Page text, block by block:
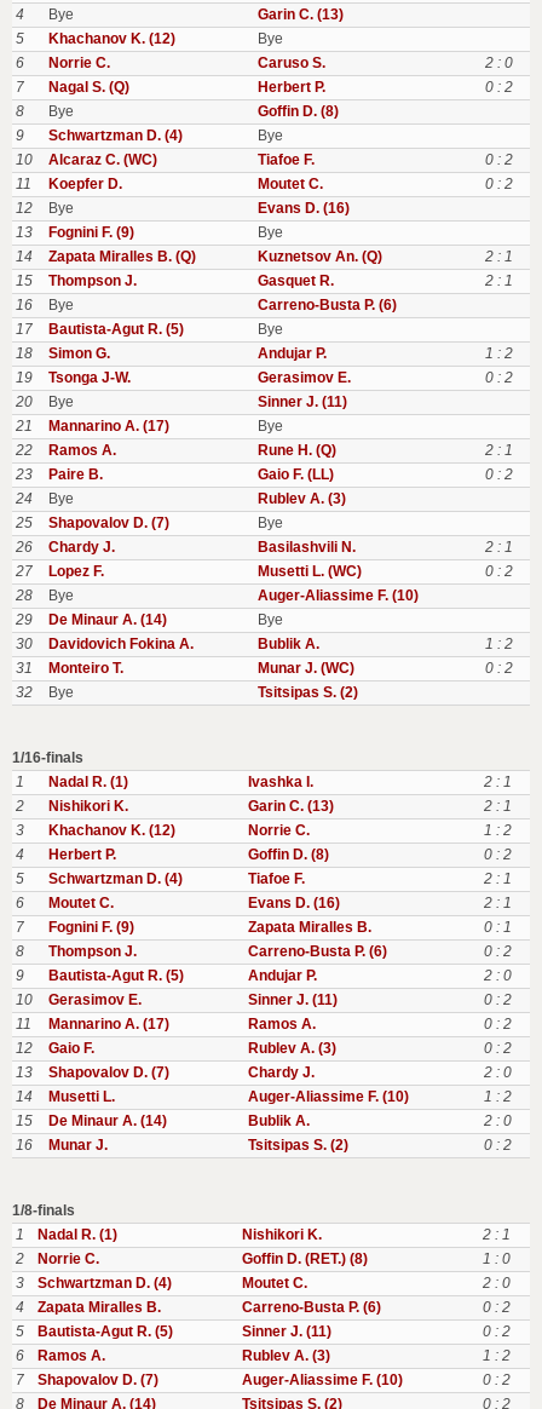
4
Bye
Garin C. (13)
5
Khachanov K. (12)
Bye
6
Norrie C. Caruso S.
2 : 0
7
Nagal S. (Q) Herbert P.
0 : 2
8
Bye
Goffin D. (8)
9
Schwartzman D. (4)
Bye
10
Alcaraz C. (WC) Tiafoe F.
0 : 2
11
Koepfer D. Moutet C.
0 : 2
12
Bye
Evans D. (16)
13
Fognini F. (9)
Bye
14
Zapata Miralles B. (Q) Kuznetsov An. (Q)
2 : 1
15
Thompson J. Gasquet R.
2 : 1
16
Bye
Carreno-Busta P. (6)
17
Bautista-Agut R. (5)
Bye
18
Simon G. Andujar P.
1 : 2
19
Tsonga J-W. Gerasimov E.
0 : 2
20
Bye
Sinner J. (11)
21
Mannarino A. (17)
Bye
22
Ramos A. Rune H. (Q)
2 : 1
23
Paire B. Gaio F. (LL)
0 : 2
24
Bye
Rublev A. (3)
25
Shapovalov D. (7)
Bye
26
Chardy J. Basilashvili N.
2 : 1
27
Lopez F. Musetti L. (WC)
0 : 2
28
Bye
Auger-Aliassime F. (10)
29
De Minaur A. (14)
Bye
30
Davidovich Fokina A. Bublik A.
1 : 2
31
Monteiro T. Munar J. (WC)
0 : 2
32
Bye Tsitsipas S. (2)
1/16-finals
1
Nadal R. (1) Ivashka I.
2 : 1
2
Nishikori K. Garin C. (13)
2 : 1
3
Khachanov K. (12) Norrie C.
1 : 2
4
Herbert P. Goffin D. (8)
0 : 2
5
Schwartzman D. (4) Tiafoe F.
2 : 1
6
Moutet C. Evans D. (16)
2 : 1
7
Fognini F. (9) Zapata Miralles B.
0 : 1
8
Thompson J. Carreno-Busta P. (6)
0 : 2
9
Bautista-Agut R. (5) Andujar P.
2 : 0
10
Gerasimov E. Sinner J. (11)
0 : 2
11
Mannarino A. (17) Ramos A.
0 : 2
12
Gaio F. Rublev A. (3)
0 : 2
13
Shapovalov D. (7) Chardy J.
2 : 0
14
Musetti L. Auger-Aliassime F. (10)
1 : 2
15
De Minaur A. (14) Bublik A.
2 : 0
16
Munar J. Tsitsipas S. (2) 0 : 2
1/8-finals
1
Nadal R. (1) Nishikori K.
2 : 1
2
Norrie C. Goffin D. (RET.) (8)
1 : 0
3
Schwartzman D. (4) Moutet C.
2 : 0
4
Zapata Miralles B. Carreno-Busta P. (6)
0 : 2
5
Bautista-Agut R. (5) Sinner J. (11)
0 : 2
6
Ramos A. Rublev A. (3)
1 : 2
7
Shapovalov D. (7) Auger-Aliassime F. (10)
0 : 2
8
De Minaur A. (14) Tsitsipas S. (2) 0 : 2